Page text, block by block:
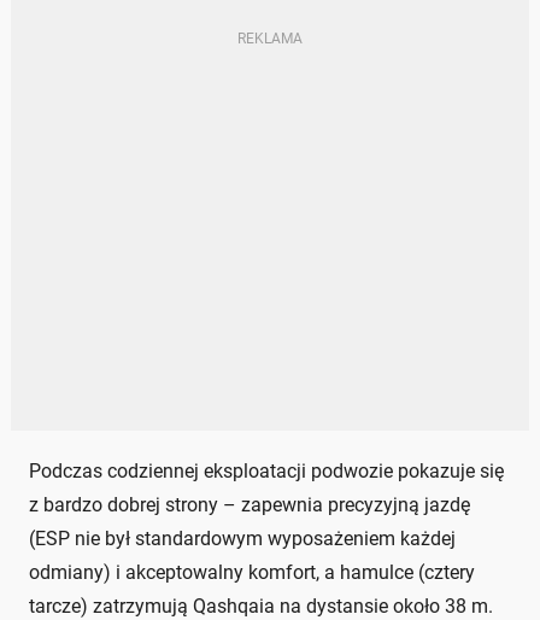
Podczas codziennej eksploatacji podwozie pokazuje się
z bardzo dobrej strony – zapewnia precyzyjną jazdę
(ESP nie był standardowym wyposażeniem każdej
odmiany) i akceptowalny komfort, a hamulce (cztery
tarcze) zatrzymują Qashqaia na dystansie około 38 m.